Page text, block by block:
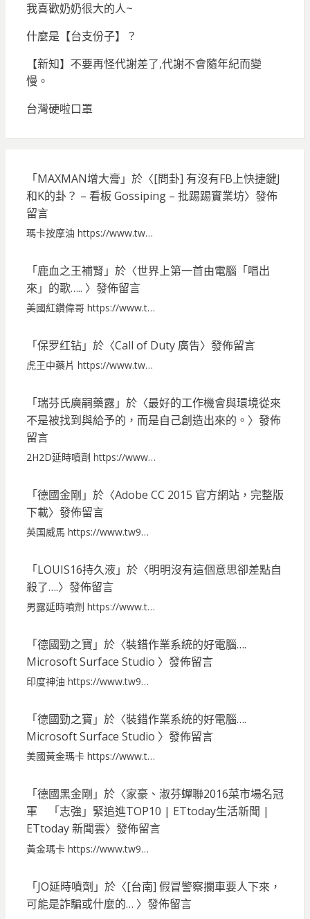
我喜歡奶奶很大的人~
什麼是【台支份子】？
【新知】不要再怪代謝差了,代謝不會隨年紀而變
慢。
台灣硬啦口罩
「MAXMAN增大膏 」於〈[問卦] 有沒有FB上快捷鍵J
和K的卦？ – 看板 Gossiping – 批踢踢實業坊〉發佈
留言
瑪卡按摩油 https://www.tw…
「鹿血之王補腎 」於〈世界上第一首由電腦「唱出
來」的歌….. 〉發佈留言
美國紅鑽偉哥 https://www.t…
「保罗红钻」於〈Call of Duty 廣告〉發佈留言
虎王中藥片 https://www.tw…
「瑞芬氏廣嗣藥露」於〈最好的工作機會與環境從來
不是被找到與給予的，而是自己創造出來的。 〉發佈
留言
2H2D延時噴劑 https://www…
「德國金剛 」於〈Adobe CC 2015 官方網站，完整版
下載〉發佈留言
英国威馬 https://www.tw9…
「LOUIS16持久液」於〈明明沒有這個意思卻差點自
殺了….〉發佈留言
男露延時噴劑 https://www.t…
「德國勁之寶 」於〈裝錯作業系統的好電腦….
Microsoft Surface Studio 〉發佈留言
印度神油 https://www.tw9…
「德國勁之寶 」於〈裝錯作業系統的好電腦….
Microsoft Surface Studio 〉發佈留言
美國黃金瑪卡 https://www.t…
「德國黑金剛 」於〈家豪、淑芬蟬聯2016菜市場名冠
軍 「志強」緊追進TOP10 | ETtoday生活新聞 |
ETtoday 新聞雲〉發佈留言
黃金瑪卡 https://www.tw9…
「JO延時噴劑 」於〈[台南] 假冒警察攔車要人下來，
可能是詐騙或什麼的… 〉發佈留言